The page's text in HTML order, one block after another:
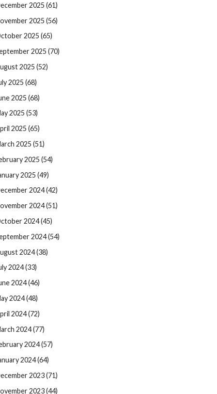
2025 (61)
2025 (56)
2025 (65)
2025 (70)
2025 (52)
2025 (68)
2025 (68)
2025 (53)
2025 (65)
2025 (51)
2025 (54)
2025 (49)
2024 (42)
2024 (51)
2024 (45)
2024 (54)
2024 (38)
2024 (33)
2024 (46)
2024 (48)
2024 (72)
2024 (77)
2024 (57)
2024 (64)
2023 (71)
2023 (44)